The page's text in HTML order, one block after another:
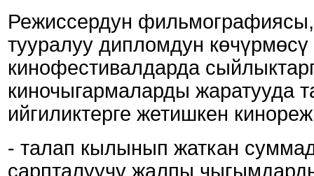
Режиссердун
тууралуу дипломдун
кинофестивалдарда
киночыгармаларды жаратууда
ийгиликтерге жетишкен
- талап кылынып жаткан
сарпталуучу жалпы